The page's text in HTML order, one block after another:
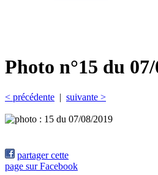
Photo n°15 du
< précédente | suivante >
partager cette
page sur Facebook